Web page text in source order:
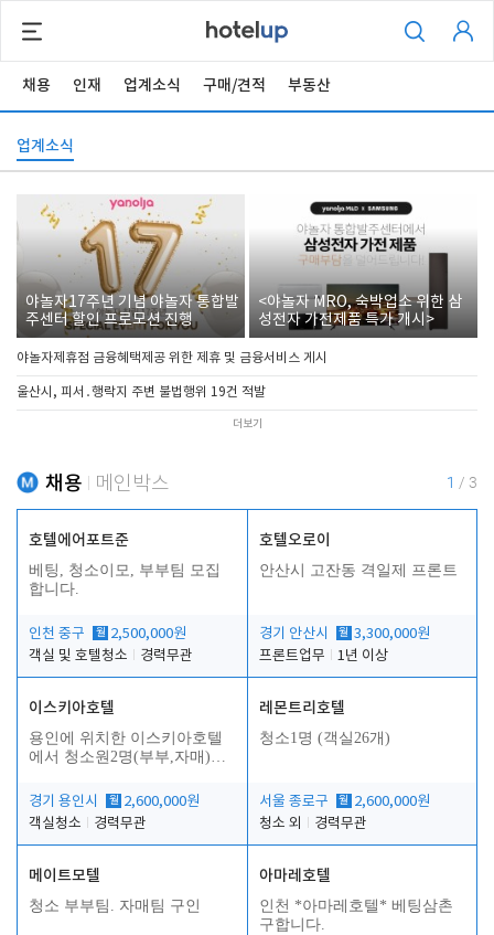
채용 인재 업계소식 구매/견적 부동산
업계소식
야놀자17주년 기념 야놀자 통합발
주센터 할인 프로모션 진행
<야놀자 MRO, 숙박업소 위한 삼
성전자 가전제품 특가 개시>
야놀자제휴점 금융혜택제공 위한 제휴 및 금융서비스 게시
울산시, 피서․행락지 주변 불법행위 19건 적발
더보기
채용 메인박스 1 / 3
호텔에어포트준
베팅, 청소이모, 부부팀 모집
합니다.
인천 중구 월 2,500,000원
객실 및 호텔청소
경력무관
호텔오로이
안산시 고잔동 격일제 프론트
경기 안산시 월 3,300,000원
프론트업무
1년 이상
이스키아호텔
용인에 위치한 이스키아호텔
에서 청소원2명(부부,자매)을
경기 용인시
월 2,600,000원
객실청소
경력무관
레몬트리호텔
청소1명 (객실26개)
서울 종로구 월 2,600,000원
청소 외
경력무관
메이트모텔
청소 부부팀. 자매팀 구인
아마레호텔
인천 *아마레호텔* 베팅삼촌
구합니다.